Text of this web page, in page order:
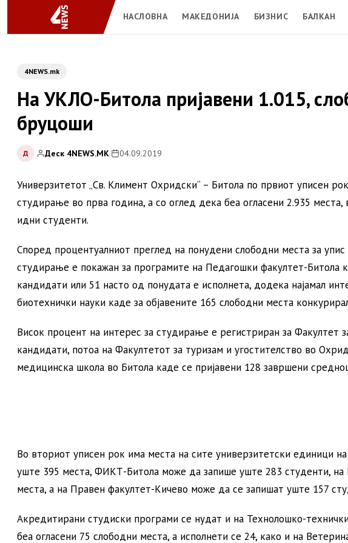
НАСЛОВНА МАКЕДОНИЈА БИЗНИС БАЛКАН
4NEWS.mk
На УКЛО-Битола пријавени 1.015,
бруцоши
Д Деск 4NEWS.MK| 04.09.2019
Универзитетот „Св. Климент Охридски“ – Битола по првиот уписен
студирање во прва година, а со оглед дека беа огласени 2.935
идни студенти.
Според процентуалниот преглед на понудени слободни места за
студирање е покажан за програмите на Педагошки факултет-Битола
кандидати или 51 насто од понудата е исполнета, додека најамал
биотехнички науки каде за објавените 165 слободни места
Висок процент на интерес за студирање е регистриран за Факултет
кандидати, потоа на Факултетот за туризам и угостителство во
медицинска школа во Битола каде се пријавени 128 завршени
Во вториот уписен рок има места на сите универзитетски единици
уште 395 места, ФИКТ-Битола може да запише уште 283 студенти, на
места, а на Правен факултет-Кичево може да се запишат уште 157
Акредитирани студиски програми се нудат и на Технолошко-
беа огласени 75 слободни места, а исполнети се 24, како и на